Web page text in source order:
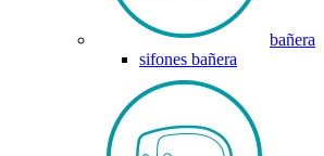
bañera
sifones bañera